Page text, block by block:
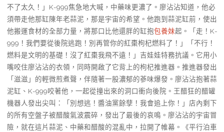
不了太久！」K-999焦急地大喊，中藥味更濃了。廖沾沾知道，他必
須帶走他那缸陳年老蒜泥，那是宇宙的希望。他跑到蒜泥缸前，使出
他搬運食材的全部力量，將那口比他還胖的缸抱包養妹起。「走！K-
999！我們要從後院逃跑！別再管你的紅棗枸杞燃料了！」「不行！
燃料是文明的基礎！沒了紅棗我飛不遠！」吉娃娃特務抗議。它用小
嘴咬住廖沾沾的衣領，同時開啟了它背上的枸杞推進器。推進器發出
「滋滋」的輕微煎煮聲，伴隨著一股濃郁的蔘味爆發。廖沾沾抱著蒜
泥缸、K-999咬著他，一起從撞出來的洞口衝向後院。王醋狂的醋罐
機器人發出尖叫：「別想逃！醬油黨餘孽！我會追上你！」店內剩下
的所有空盤子被醋酸氣波震碎，發出了最後的哀鳴。廖沾沾的宇宙冒
險，就在這片蒜泥、中藥和醋酸的混亂中，拉開了帷幕。《平行泊車